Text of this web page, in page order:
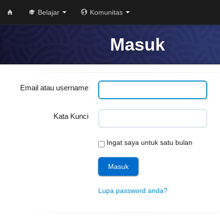
Belajar Komunitas
Masuk
Email atau username
Kata Kunci
Ingat saya untuk satu bulan
Lupa password anda?